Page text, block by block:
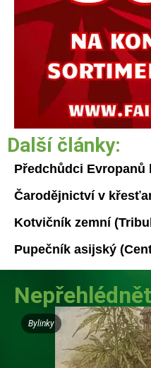
Další články:
Předchůdci
Čarodějnictví v
Kotvičník zemní
Pupečník asijský
Bylinky